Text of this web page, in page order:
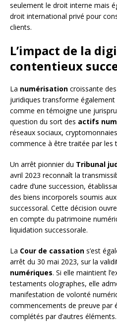
seulement le droit interne mais
droit international privé pour
clients.
L’impact de la
contentieux
La numérisation croissante
juridiques transforme
comme en témoigne une
question du sort des actifs
réseaux sociaux,
commence à être traitée par les
Un arrêt pionnier du Tribunal
avril 2023 reconnaît la
cadre d’une succession,
des biens incorporels soumis
successoral. Cette décision
en compte du patrimoine
liquidation successorale.
La Cour de cassation s’est
arrêt du 30 mai 2023, sur la
numériques. Si elle maintient
testaments olographes, elle
manifestation de volonté
commencements de preuve par
complétés par d’autres